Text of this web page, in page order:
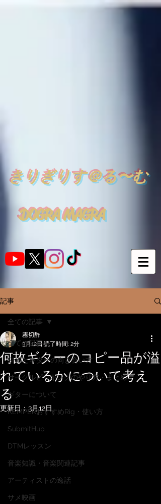
きりぎりす＠る〜む
DOGRA MAGRA
記事
全ての記事
SNSとギターの向き合い方
サークルピッキングのやり方・まとめ
ギターについて
KEMPERおすすめRig・使い方
SubmitHub
DTMレッスン
音楽知識・音楽関連記事
アーティストの逸話
サメ映画
全ての記事
何故ギターのコピー品が溢
れているかについて考え
る
霧切酢
3月12日 読了時間: 2分
更新日：3月12日